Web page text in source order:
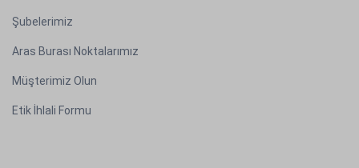
Şubelerimiz
Aras Burası Noktalarımız
Müşterimiz Olun
Etik İhlali Formu